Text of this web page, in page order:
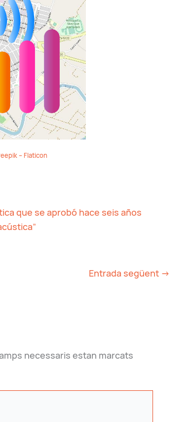
– Flaticon
que se aprobó hace seis años
Entrada següent →
necessaris estan marcats